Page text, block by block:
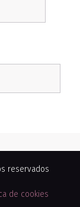
reservados
de cookies